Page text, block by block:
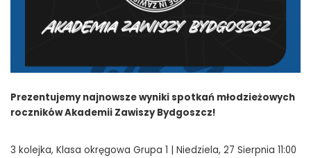
Prezentujemy najnowsze wyniki spotkań młodzieżowych
roczników Akademii Zawiszy Bydgoszcz!
3 kolejka, Klasa okręgowa Grupa 1 | Niedziela, 27 Sierpnia 11:00